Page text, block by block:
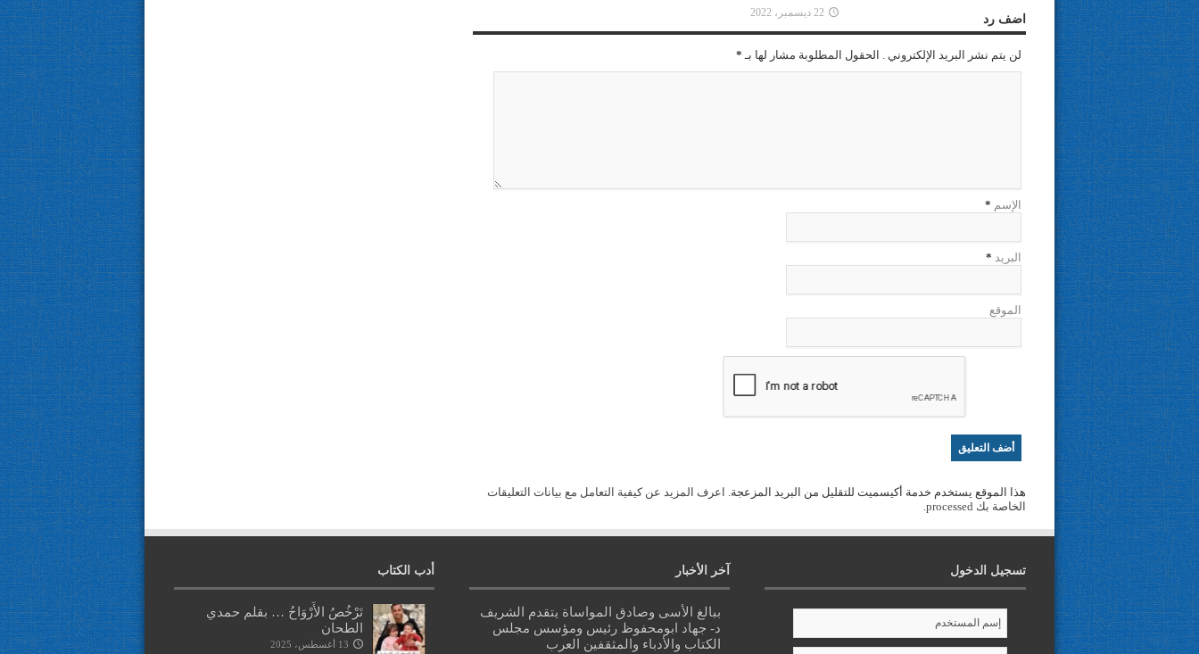
22 ديسمبر، 2022
اضف رد
لن يتم نشر البريد الإلكتروني . الحقول المطلوبة مشار لها بـ *
الإسم *
البريد *
الموقع
هذا الموقع يستخدم خدمة أكيسميت للتقليل من البريد المزعجة. اعرف المزيد عن كيفية التعامل مع بيانات التعليقات
الخاصة بك processed
.
تسجيل الدخول آخر الأخبار
ببالغ الأسى وصادق المواساة يتقدم الشريف
د- جهاد ابومحفوظ رئيس ومؤسس مجلس
الكتاب والأدباء والمثقفين العرب
أدب الكتاب
تَرْخُصُ الأَرْوَاحُ … بقلم حمدي
الطحان
13 أغسطس، 2025